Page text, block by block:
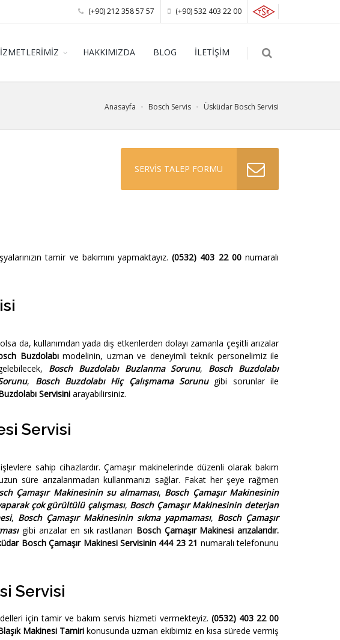
(+90) 212 358 57 57 (+90) 532 403 22 00
HAKKIMIZDA BLOG İLETİŞİM
Anasayfa Bosch Servis Üsküdar Bosch Servisi
SERVİS TALEP FORMU
tamir ve bakımını yapmaktayız.(0532) 403 22 00numaralı
da, kullanımdan yada dış etkenlerden dolayı zamanla çeşitli arızalar
Buzdolabımodelinin, uzman ve deneyimli teknik personelimiz ile
Bosch Buzdolabı Buzlanma Sorunu, Bosch Buzdolabı
, Bosch Buzdolabı Hiç Çalışmama Sorunugibi sorunlar ile
Servisiniarayabilirsiniz.
Servisi
sahip cihazlardır. Çamaşır makinelerinde düzenli olarak bakım
süre arızalanmadan kullanmanızı sağlar. Fakat her şeye rağmen
Çamaşır Makinesinin su almaması, Bosch Çamaşır Makinesinin
çok gürültülü çalışması, Bosch Çamaşır Makinesinin deterjan
, Bosch Çamaşır Makinesinin sıkma yapmaması, Bosch Çamaşır
gibi arızalar en sık rastlanan Bosch Çamaşır Makinesi arızalarıdır.
Bosch Çamaşır Makinesi Servisinin 444 23 21 numaralı telefonunu
Servisi
için tamir ve bakım servis hizmeti vermekteyiz.(0532) 403 22 00
Makinesi Tamirikonusunda uzman ekibimiz en kısa sürede vermiş